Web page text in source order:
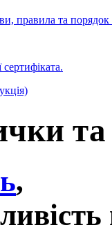
правила та порядок
сертифіката.
,